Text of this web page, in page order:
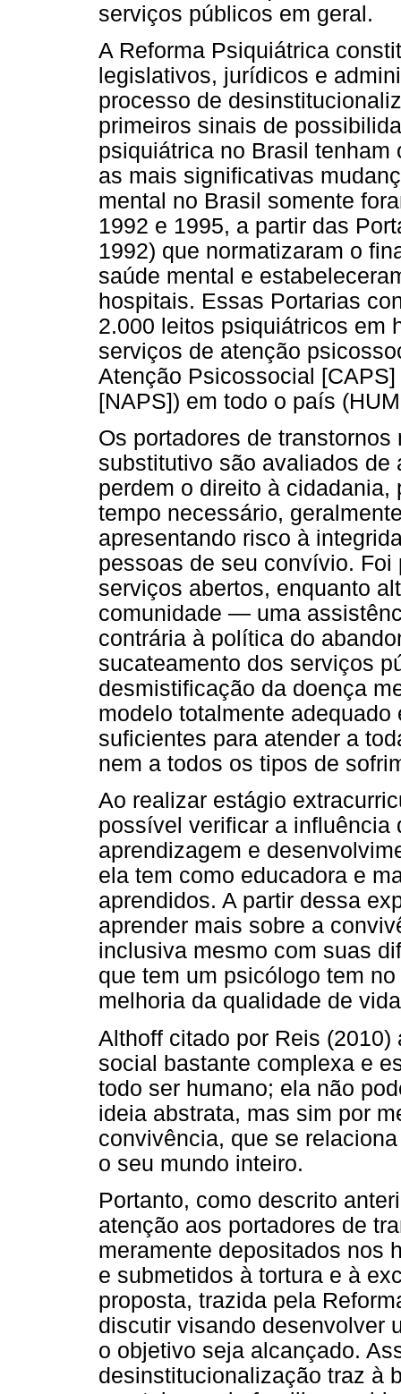
serviços públicos em geral.
A Reforma Psiquiátrica
legislativos, jurídicos e
processo de
primeiros sinais de
psiquiátrica no Brasil
as mais significativas
mental no Brasil somente
1992 e 1995, a partir das
1992) que normatizaram o
saúde mental e
hospitais. Essas Portarias
2.000 leitos psiquiátricos em
serviços de atenção
Atenção Psicossocial
[NAPS]) em todo o país
Os portadores de
substitutivo são avaliados de
perdem o direito à
tempo necessário,
apresentando risco à
pessoas de seu convívio.
serviços abertos, enquanto
comunidade — uma
contrária à política do
sucateamento dos serviços
desmistificação da doença
modelo totalmente
suficientes para atender a
nem a todos os tipos de
Ao realizar estágio
possível verificar a influência
aprendizagem e
ela tem como educadora e
aprendidos. A partir dessa
aprender mais sobre a
inclusiva mesmo com suas
que tem um psicólogo tem
melhoria da qualidade de
Althoff citado por Reis
social bastante complexa e
todo ser humano; ela não
ideia abstrata, mas sim por
convivência, que se
o seu mundo inteiro.
Portanto, como descrito
atenção aos portadores de
meramente depositados nos
e submetidos à tortura e à
proposta, trazida pela
discutir visando desenvolver
o objetivo seja alcançado.
desinstitucionalização traz à